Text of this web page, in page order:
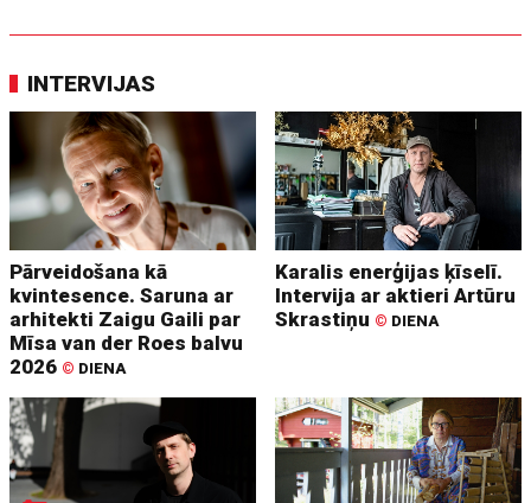
INTERVIJAS
Pārveidošana kā
kvintesence. Saruna ar
arhitekti Zaigu Gaili par
Mīsa van der Roes balvu
2026 © DIENA
Karalis enerģijas ķīselī.
Intervija ar aktieri Artūru
Skrastiņu © DIENA